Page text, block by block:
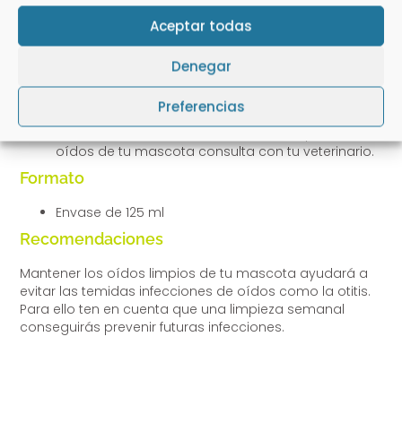
Aceptar todas
Denegar
Preferencias
adaptada al tamaño de la oreja de tu mascota y
ve limpiado el canal auditivo, siempre limpiando
desde dentro hacia fuera.
Repite la acción hasta que la gasa salga limpia.
No se puede limpiar los oídos con la misma gasa
ya que en caso de existir infección se transmitiría
de un lugar a otro.
oídos de tu mascota consulta con tu veterinario.
Formato
Envase de 125 ml
Recomendaciones
Mantener los oídos limpios de tu mascota ayudará a
evitar las temidas infecciones de oídos como la otitis.
Para ello ten en cuenta que una limpieza semanal
conseguirás prevenir futuras infecciones.